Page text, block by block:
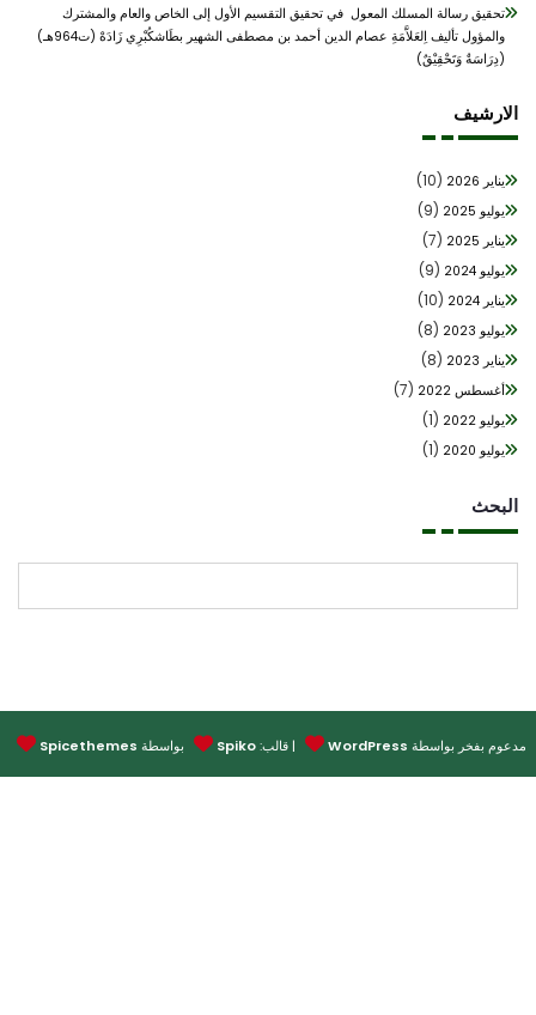
تحقيق رسالة المسلك المعول في تحقيق التقسيم الأول إلى الخاص والعام والمشترك
والمؤول تأليف اِلعَلاَّمَةِ عصام الدين أحمد بن مصطفى الشهير بطَاشكُبْرِي زَادَهْ (ت964هـ)
(دِرَاسَةٌ وَتَحْقِيْقٌ)
يناير 2026 (10)
يوليو 2025 (9)
يناير 2025 (7)
يوليو 2024 (9)
يناير 2024 (10)
يوليو 2023 (8)
يناير 2023 (8)
أغسطس 2022 (7)
يوليو 2022 (1)
يوليو 2020 (1)
بفخر بواسطةWordPress | قالب:Spiko بواسطةSpicethemes